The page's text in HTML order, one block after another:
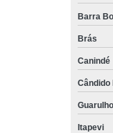
Barra
Brás
Canindé
Cândido
Itapevi